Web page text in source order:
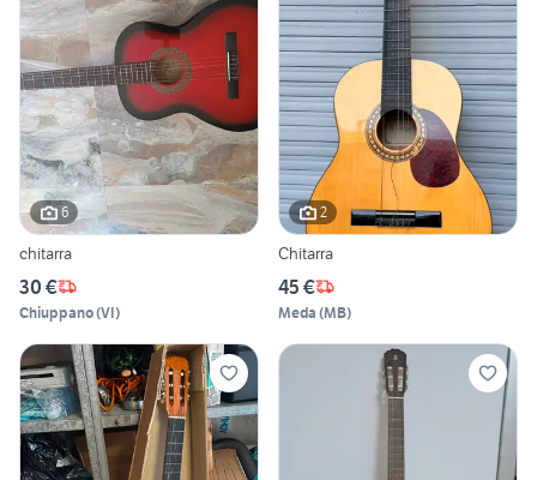
6
chitarra
30 €
Chiuppano(VI)
2
Chitarra
45 €
Meda (MB)